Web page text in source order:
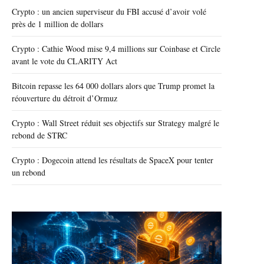
Crypto : un ancien superviseur du FBI accusé d’avoir volé
près de 1 million de dollars
Crypto : Cathie Wood mise 9,4 millions sur Coinbase et Circle
avant le vote du CLARITY Act
Bitcoin repasse les 64 000 dollars alors que Trump promet la
réouverture du détroit d’Ormuz
Crypto : Wall Street réduit ses objectifs sur Strategy malgré le
rebond de STRC
Crypto : Dogecoin attend les résultats de SpaceX pour tenter
un rebond